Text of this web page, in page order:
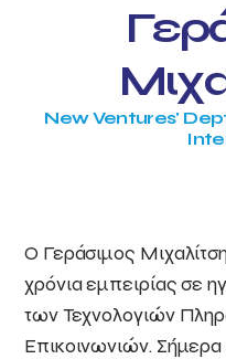
New Ventures'
Ο Γεράσιμος
χρόνια εμπειρίας σε
των Τεχνολογιών
Επικοινωνιών. Σήμερα